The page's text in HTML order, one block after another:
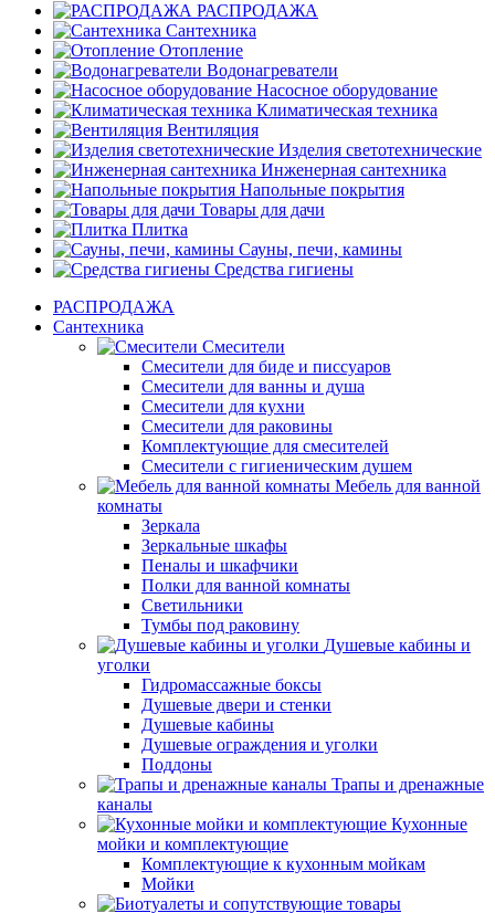
РАСПРОДАЖА
Сантехника
Отопление
Водонагреватели
Насосное оборудование
Климатическая техника
Вентиляция
Изделия светотехнические
Инженерная сантехника
Напольные покрытия
Товары для дачи
Плитка
Сауны, печи, камины
Средства гигиены
РАСПРОДАЖА
Сантехника
Смесители
Смесители для биде и писсуаров
Смесители для ванны и душа
Смесители для кухни
Смесители для раковины
Комплектующие для смесителей
Смесители с гигиеническим душем
Мебель для ванной
комнаты
Зеркала
Зеркальные шкафы
Пеналы и шкафчики
Полки для ванной комнаты
Светильники
Тумбы под раковину
Душевые кабины и
уголки
Гидромассажные боксы
Душевые двери и стенки
Душевые кабины
Душевые ограждения и уголки
Поддоны
Трапы и дренажные
каналы
Кухонные
мойки и комплектующие
Комплектующие к кухонным мойкам
Мойки